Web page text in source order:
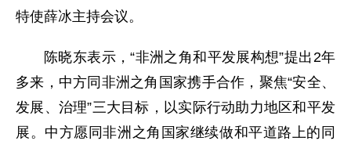
特使薛冰主持会议。
陈晓东表示，“非洲之角和平发展构想”提出2年
多来，中方同非洲之角国家携手合作，聚焦“安全、
发展、治理”三大目标，以实际行动助力地区和平发
展。中方愿同非洲之角国家继续做和平道路上的同